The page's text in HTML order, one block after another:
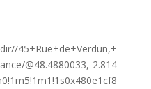
45+Rue+de+Verdun,+
@48.4880033,-2.814